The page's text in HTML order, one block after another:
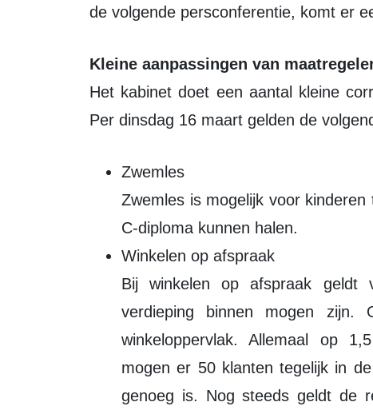
de volgende persconferentie, komt er
Kleine aanpassingen van
Het kabinet doet een aantal kleine
Per dinsdag 16 maart gelden de
Zwemles
Zwemles is mogelijk voor
C-diploma kunnen halen.
Winkelen op afspraak
Bij winkelen op afspraak
verdieping binnen mogen
winkeloppervlak. Allemaal op
mogen er 50 klanten tegelijk in
genoeg is. Nog steeds geldt de